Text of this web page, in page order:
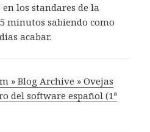
los standares de la
minutos sabiendo como
acabar.
» Blog Archive » Ovejas
del software español (1ª